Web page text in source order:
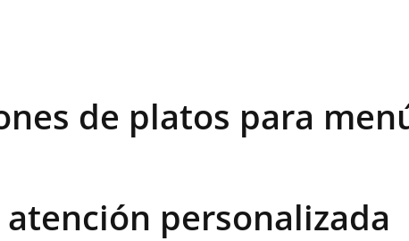
de platos para
personalizada